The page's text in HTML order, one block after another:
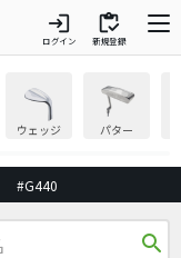
login
ログイン
inventory
新規登録
ウェッジ パター
#G440
search